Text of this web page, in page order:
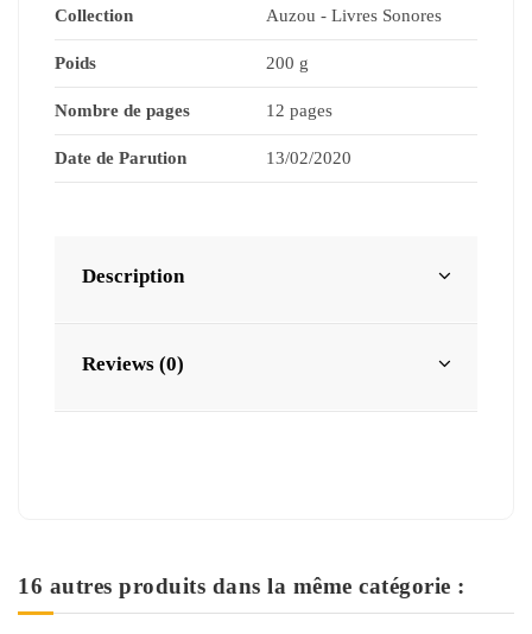
Collection Auzou - Livres Sonores
Poids 200 g
Nombre de pages 12 pages
Date de Parution 13/02/2020
Description
Reviews (0)
16 autres produits dans la même catégorie :